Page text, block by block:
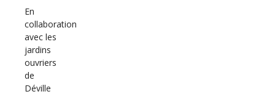
En
collaboration
avec les
jardins
ouvriers
de
Déville